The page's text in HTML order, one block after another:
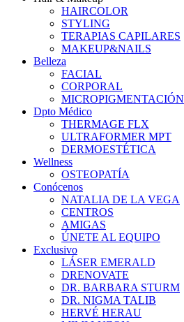
HAIRCOLOR
STYLING
TERAPIAS CAPILARES
MAKEUP&NAILS
Belleza
FACIAL
CORPORAL
MICROPIGMENTACIÓN
Dpto Médico
THERMAGE FLX
ULTRAFORMER MPT
DERMOESTÉTICA
Wellness
OSTEOPATÍA
Conócenos
NATALIA DE LA VEGA
CENTROS
AMIGAS
ÚNETE AL EQUIPO
Exclusivo
LÁSER EMERALD
DRENOVATE
DR. BARBARA STURM
DR. NIGMA TALIB
HERVÉ HERAU